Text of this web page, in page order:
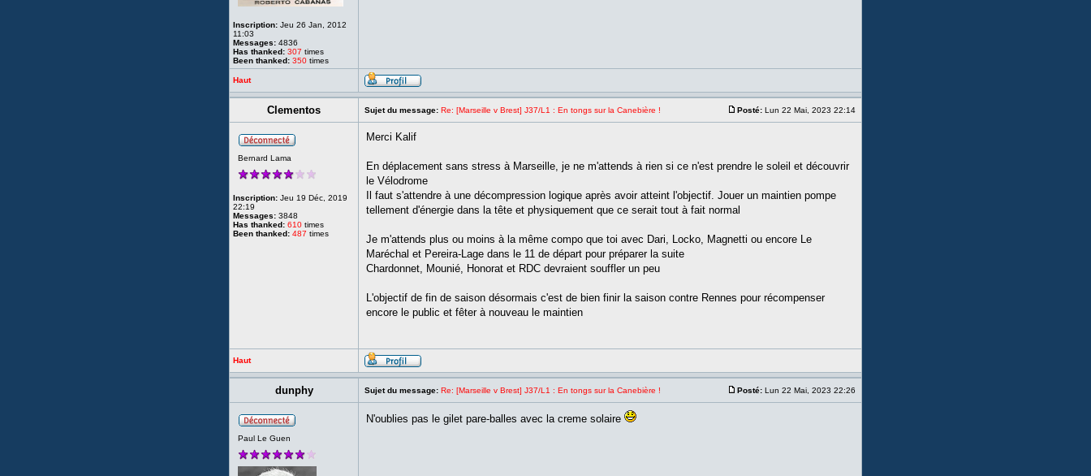
Inscription: Jeu 26 Jan, 2012
11:03
Messages: 4836
Has thanked: 307 times
Been thanked: 350 times
Haut
Clementos Sujet du message: Re: [Marseille v Brest] J37/L1 : En tongs sur la Canebière ! Posté: Lun 22 Mai, 2023 22:14
Bernard Lama
Inscription: Jeu 19 Déc, 2019
22:19
Messages: 3848
Has thanked: 610 times
Been thanked: 487 times
Merci Kalif
En déplacement sans stress à Marseille, je ne m'attends à rien si ce n'est prendre le soleil et découvrir
le Vélodrome
Il faut s'attendre à une décompression logique après avoir atteint l'objectif. Jouer un maintien pompe
tellement d'énergie dans la tête et physiquement que ce serait tout à fait normal
Je m'attends plus ou moins à la même compo que toi avec Dari, Locko, Magnetti ou encore Le
Maréchal et Pereira-Lage dans le 11 de départ pour préparer la suite
Chardonnet, Mounié, Honorat et RDC devraient souffler un peu
L'objectif de fin de saison désormais c'est de bien finir la saison contre Rennes pour récompenser
encore le public et fêter à nouveau le maintien
Haut
dunphy Sujet du message: Re: [Marseille v Brest] J37/L1 : En tongs sur la Canebière ! Posté: Lun 22 Mai, 2023 22:26
Paul Le Guen
N'oublies pas le gilet pare-balles avec la creme solaire